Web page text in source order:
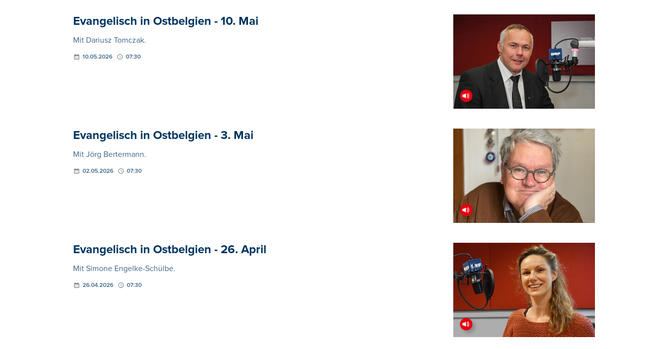
Evangelisch in Ostbelgien - 10. Mai
Mit Dariusz Tomczak.
10.05.2026 07:30
Evangelisch in Ostbelgien - 3. Mai
Mit Jörg Bertermann.
02.05.2026 07:30
Evangelisch in Ostbelgien - 26. April
Mit Simone Engelke-Schülbe.
26.04.2026 07:30